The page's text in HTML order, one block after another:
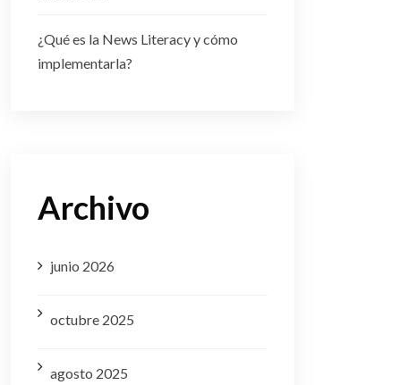
¿Qué es la News Literacy y cómo
implementarla?
Archivo
junio 2026
octubre 2025
agosto 2025